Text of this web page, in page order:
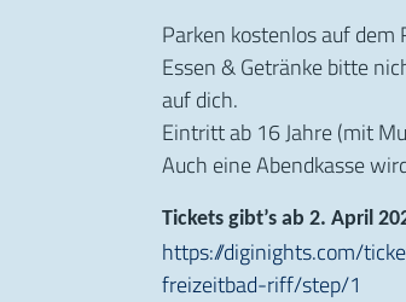
Parken kostenlos auf dem
Essen & Getränke bitte
auf dich.
Eintritt ab 16 Jahre (mit
Auch eine Abendkasse
Tickets gibt’s ab 2. April
https://diginights.com/
freizeitbad-riff/step/1